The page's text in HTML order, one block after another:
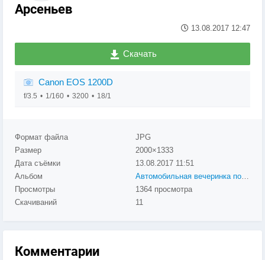
Арсеньев
13.08.2017 12:47
Скачать
Canon EOS 1200D
f/3.5 1/160 3200 18/1
Формат файла
JPG
Размер
2000×1333
Дата съёмки
13.08.2017 11:51
Альбом
Автомобильная вечеринка под открытым небом
Просмотры
1364 просмотра
Скачиваний
11
Комментарии